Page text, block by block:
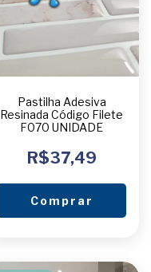
Pastilha Adesiva
Resinada Código Filete
F070 UNIDADE
R$37,49
Comprar